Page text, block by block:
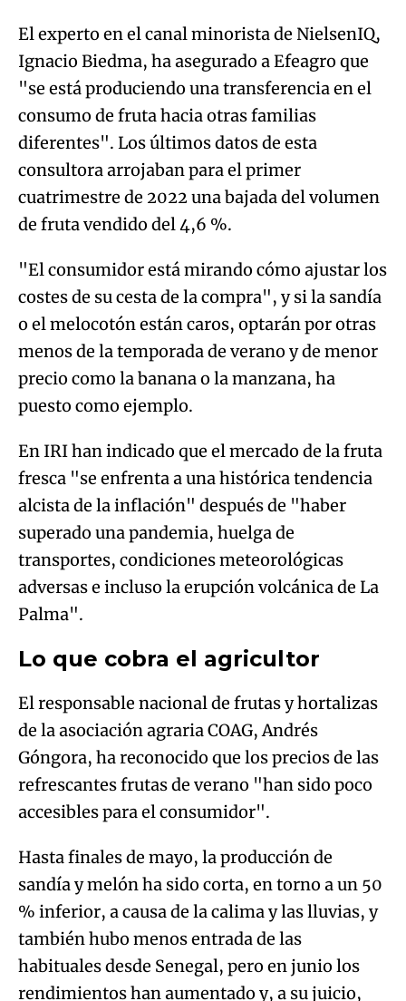
El experto en el canal minorista de NielsenIQ,
Ignacio Biedma, ha asegurado a Efeagro que
"se está produciendo una transferencia en el
consumo de fruta hacia otras familias
diferentes". Los últimos datos de esta
consultora arrojaban para el primer
cuatrimestre de 2022 una bajada del volumen
de fruta vendido del 4,6 %.
"El consumidor está mirando cómo ajustar los
costes de su cesta de la compra", y si la sandía
o el melocotón están caros, optarán por otras
menos de la temporada de verano y de menor
precio como la banana o la manzana, ha
puesto como ejemplo.
En IRI han indicado que el mercado de la fruta
fresca "se enfrenta a una histórica tendencia
alcista de la inflación" después de "haber
superado una pandemia, huelga de
transportes, condiciones meteorológicas
adversas e incluso la erupción volcánica de La
Palma".
Lo que cobra el agricultor
El responsable nacional de frutas y hortalizas
de la asociación agraria COAG, Andrés
Góngora, ha reconocido que los precios de las
refrescantes frutas de verano "han sido poco
accesibles para el consumidor".
Hasta finales de mayo, la producción de
sandía y melón ha sido corta, en torno a un 50
% inferior, a causa de la calima y las lluvias, y
también hubo menos entrada de las
habituales desde Senegal, pero en junio los
rendimientos han aumentado y, a su juicio,